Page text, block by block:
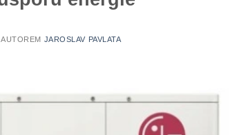
AUTOREM JAROSLAV PAVLATA